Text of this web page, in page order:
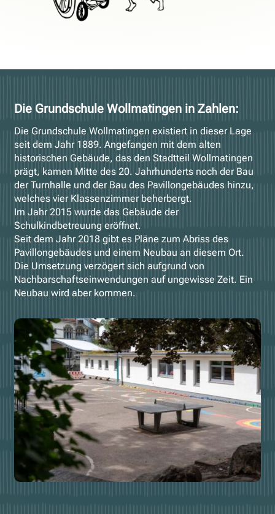
Die Grundschule Wollmatingen in Zahlen:
Die Grundschule Wollmatingen existiert in dieser Lage
seit dem Jahr 1889. Angefangen mit dem alten
historischen Gebäude, das den Stadtteil Wollmatingen
prägt, kamen Mitte des 20. Jahrhunderts noch der Bau
der Turnhalle und der Bau des Pavillongebäudes hinzu,
welches vier Klassenzimmer beherbergt.
Im Jahr 2015 wurde das Gebäude der
Schulkindbetreuung eröffnet.
Seit dem Jahr 2018 gibt es Pläne zum Abriss des
Pavillongebäudes und einem Neubau an diesem Ort.
Die Umsetzung verzögert sich aufgrund von
Nachbarschaftseinwendungen auf ungewisse Zeit. Ein
Neubau wird aber kommen.